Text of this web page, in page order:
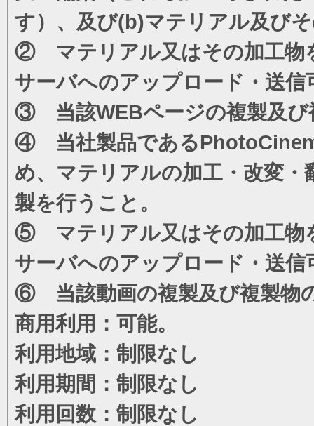
す）、及び(b)マテリアル及び
② マテリアル又はその加工物
サーバへのアップロード・送信
③ 当該WEBページの複製及び
④ 当社製品である
め、マテリアルの加工・改変
製を行うこと。
⑤ マテリアル又はその加工物
サーバへのアップロード・送信
⑥ 当該動画の複製及び複製物
商用利用：可能。
利用地域：制限なし
利用期間：制限なし
利用回数：制限なし